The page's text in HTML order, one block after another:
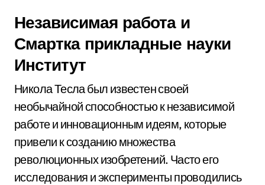
Независимая работа и
Смартка прикладные науки
Институт
Никола Тесла был известен своей
необычайной способностью к независимой
работе и инновационным идеям, которые
привели к созданию множества
революционных изобретений. Часто его
исследования и эксперименты проводились